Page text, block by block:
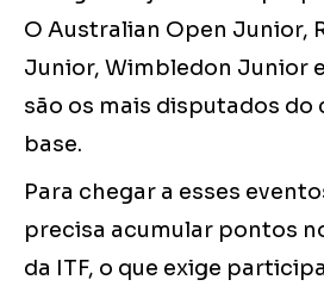
O Australian Open Junior,
Junior, Wimbledon Junior
são os mais disputados do
base.
Para chegar a esses
precisa acumular pontos
da ITF, o que exige